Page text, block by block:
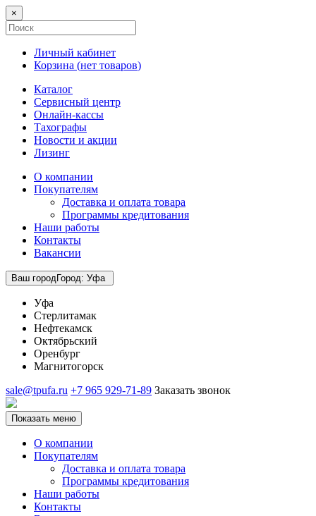
×
Личный кабинет
Корзина (нет товаров)
Каталог
Сервисный центр
Онлайн-кассы
Тахографы
Новости и акции
Лизинг
О компании
Покупателям
Доставка и оплата товара
Программы кредитования
Наши работы
Контакты
Вакансии
Ваш городГород: Уфа
Уфа
Стерлитамак
Нефтекамск
Октябрьский
Оренбург
Магнитогорск
sale@tpufa.ru +7 965 929-71-89 Заказать звонок
Показать меню
О компании
Покупателям
Доставка и оплата товара
Программы кредитования
Наши работы
Контакты